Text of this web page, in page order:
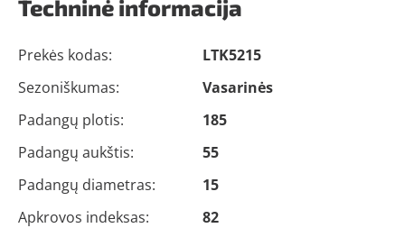
Techninė informacija
Prekės kodas:
LTK5215
Sezoniškumas:
Vasarinės
Padangų plotis:
185
Padangų aukštis:
55
Padangų diametras:
15
Apkrovos indeksas:
82